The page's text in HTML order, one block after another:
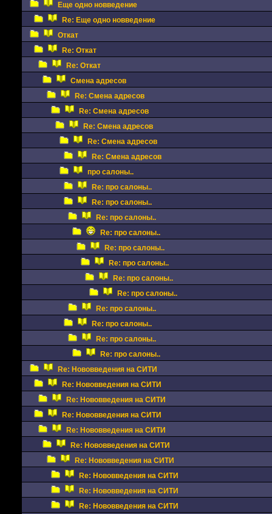
Еще одно новведение
Re: Еще одно новведение
Откат
Re: Откат
Re: Откат
Смена адресов
Re: Смена адресов
Re: Смена адресов
Re: Смена адресов
Re: Смена адресов
Re: Смена адресов
про салоны..
Re: про салоны..
Re: про салоны..
Re: про салоны..
Re: про салоны..
Re: про салоны..
Re: про салоны..
Re: про салоны..
Re: про салоны..
Re: про салоны..
Re: про салоны..
Re: про салоны..
Re: про салоны..
Re: Нововведения на СИТИ
Re: Нововведения на СИТИ
Re: Нововведения на СИТИ
Re: Нововведения на СИТИ
Re: Нововведения на СИТИ
Re: Нововведения на СИТИ
Re: Нововведения на СИТИ
Re: Нововведения на СИТИ
Re: Нововведения на СИТИ
Re: Нововведения на СИТИ